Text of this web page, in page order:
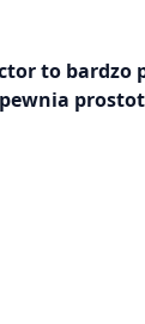
to bardzo